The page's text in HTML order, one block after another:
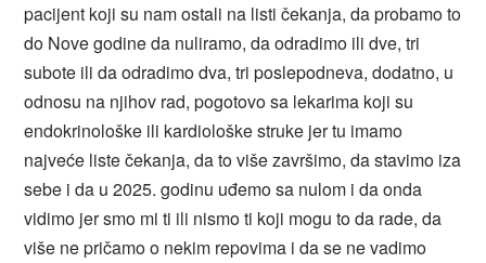
pacijent koji su nam ostali na listi čekanja, da probamo to
do Nove godine da nuliramo, da odradimo ili dve, tri
subote ili da odradimo dva, tri poslepodneva, dodatno, u
odnosu na njihov rad, pogotovo sa lekarima koji su
endokrinološke ili kardiološke struke jer tu imamo
najveće liste čekanja, da to više završimo, da stavimo iza
sebe i da u 2025. godinu uđemo sa nulom i da onda
vidimo jer smo mi ti ili nismo ti koji mogu to da rade, da
više ne pričamo o nekim repovima i da se ne vadimo